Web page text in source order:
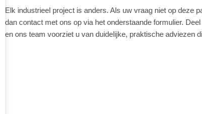
Elk industrieel project is anders. Als uw vraag niet op deze
dan contact met ons op via het onderstaande formulier.
en ons team voorziet u van duidelijke, praktische adviezen